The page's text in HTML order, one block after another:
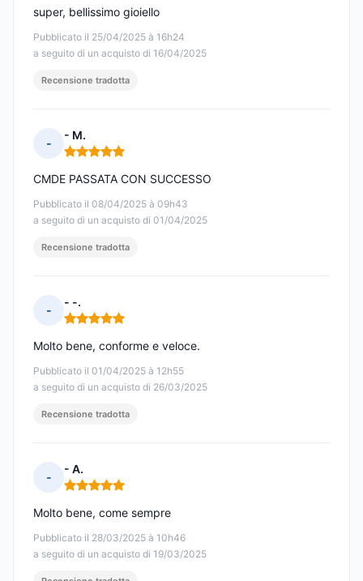
Pubblicato il 25/04/2025 à 16h24
a seguito di un acquisto di 16/04/2025
super, bellissimo gioiello
Recensione tradotta
-
- M.
Nota: 5 su 5
Pubblicato il 08/04/2025 à 09h43
a seguito di un acquisto di 01/04/2025
CMDE PASSATA CON SUCCESSO
Recensione tradotta
-
- -.
Nota: 5 su 5
Pubblicato il 01/04/2025 à 12h55
a seguito di un acquisto di 26/03/2025
Molto bene, conforme e veloce.
Recensione tradotta
-
- A.
Nota: 5 su 5
Pubblicato il 28/03/2025 à 10h46
a seguito di un acquisto di 19/03/2025
Molto bene, come sempre